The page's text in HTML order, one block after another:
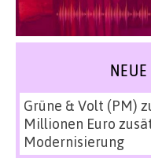
Grüne & Volt (PM)
Millionen Euro
Modernisierung